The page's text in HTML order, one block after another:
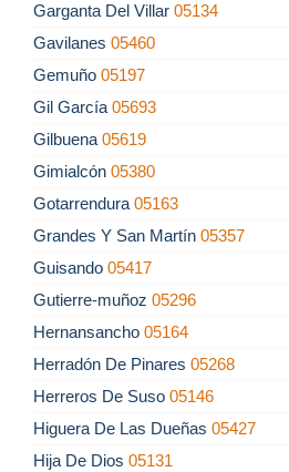
Garganta Del Villar 05134
Gavilanes 05460
Gemuño 05197
Gil García 05693
Gilbuena 05619
Gimialcón 05380
Gotarrendura 05163
Grandes Y San Martín 05357
Guisando 05417
Gutierre-muñoz 05296
Hernansancho 05164
Herradón De Pinares 05268
Herreros De Suso 05146
Higuera De Las Dueñas 05427
Hija De Dios 05131